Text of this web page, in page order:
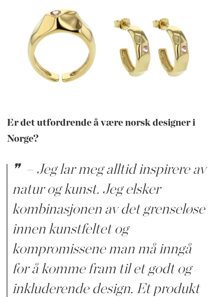
Er det utfordrende å være norsk designer i
Norge?
– Jeg lar meg alltid inspirere av
natur og kunst. Jeg elsker
kombinasjonen av det grenseløse
innen kunstfeltet og
kompromissene man må inngå
for å komme fram til et godt og
inkluderende design. Et produkt